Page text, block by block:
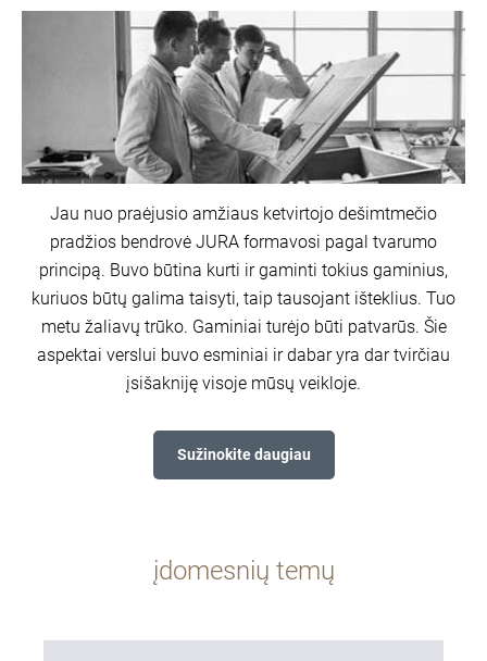
Jau nuo praėjusio amžiaus ketvirtojo dešimtmečio
pradžios bendrovė JURA formavosi pagal tvarumo
principą. Buvo būtina kurti ir gaminti tokius gaminius,
kuriuos būtų galima taisyti, taip tausojant išteklius. Tuo
metu žaliavų trūko. Gaminiai turėjo būti patvarūs. Šie
aspektai verslui buvo esminiai ir dabar yra dar tvirčiau
įsišakniję visoje mūsų veikloje.
Sužinokite daugiau
įdomesnių temų